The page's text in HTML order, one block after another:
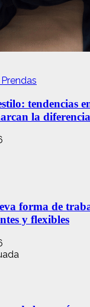
tendencias
la diferencia
forma de
y flexibles